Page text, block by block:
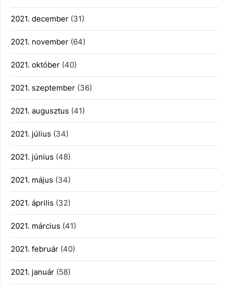
2021. december (31)
2021. november (64)
2021. október (40)
2021. szeptember (36)
2021. augusztus (41)
2021. július (34)
2021. június (48)
2021. május (34)
2021. április (32)
2021. március (41)
2021. február (40)
2021. január (58)